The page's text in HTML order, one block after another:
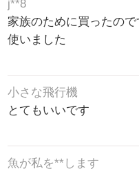
j**8
家族のために買ったの
使いました
小さな飛行機
とてもいいです
魚が私を**します